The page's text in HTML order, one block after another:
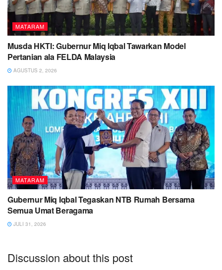
MATARAM
Musda HKTI: Gubernur Miq Iqbal Tawarkan Model
Pertanian ala FELDA Malaysia
AGUSTUS 2, 2026
MATARAM
Gubernur Miq Iqbal Tegaskan NTB Rumah Bersama
Semua Umat Beragama
JULI 31, 2026
Discussion about this post